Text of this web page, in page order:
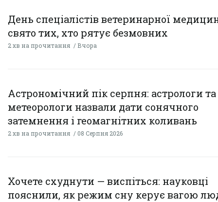
День спеціалістів ветеринарної
свято тих, хто рятує безмовних
2 хв на прочитання Вчора
Астрономічний пік серпня: астрологи та
метеорологи назвали дати сонячного
затемнення і геомагнітних коливань
2 хв на прочитання 08 Серпня 2026
Хочете схуднути — виспіться: науковці
пояснили, як режим сну керує вагою